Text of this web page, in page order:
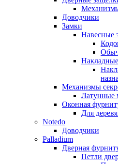
Доводчики
Замки
Навесные
Механизмы
Латунные
Оконная
Для
Notedo
Доводчики
Palladium
Дверная
Петли